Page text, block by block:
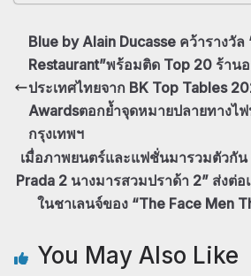
Blue by Alain Ducasse คว้ารางวัล
Restaurant”พร้อมติด Top 20 ร้าน
ประเทศไทยจาก BK Top Tables
Awardsตอกย้ำจุดหมายปลายทางไ
กรุงเทพฯ
เมื่อภาพยนตร์และแฟชั่นมารวมตัวกัน
Prada 2 นางมารสวมปราด้า 2” ส่งต่
ในชาเลนจ์ของ “The Face Men
You May Also Like